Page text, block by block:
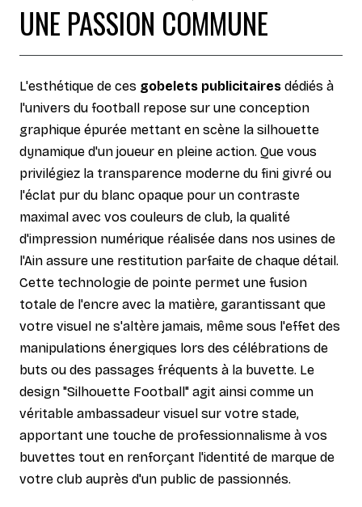
UNE PASSION COMMUNE
L'esthétique de ces gobelets publicitaires dédiés à
l'univers du football repose sur une conception
graphique épurée mettant en scène la silhouette
dynamique d'un joueur en pleine action. Que vous
privilégiez la transparence moderne du fini givré ou
l'éclat pur du blanc opaque pour un contraste
maximal avec vos couleurs de club, la qualité
d'impression numérique réalisée dans nos usines de
l'Ain assure une restitution parfaite de chaque détail.
Cette technologie de pointe permet une fusion
totale de l'encre avec la matière, garantissant que
votre visuel ne s'altère jamais, même sous l'effet des
manipulations énergiques lors des célébrations de
buts ou des passages fréquents à la buvette. Le
design "Silhouette Football" agit ainsi comme un
véritable ambassadeur visuel sur votre stade,
apportant une touche de professionnalisme à vos
buvettes tout en renforçant l'identité de marque de
votre club auprès d'un public de passionnés.